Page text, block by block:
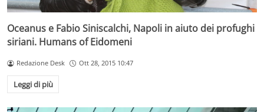
Oceanus e Fabio Siniscalchi, Napoli in aiuto dei profughi
siriani. Humans of Eidomeni
Redazione Desk Ott 28, 2015 10:47
Leggi di più